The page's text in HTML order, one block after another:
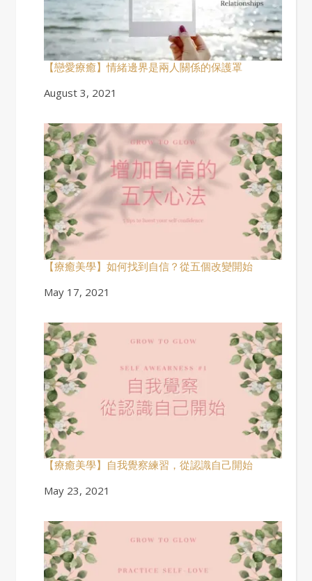
【戀愛療癒】情緒邊界是兩人關係的保護罩
Date
August 3, 2021
【療癒美學】如何找到自信？從五個改變開始
Date
May 17, 2021
【療癒美學】自我覺察練習，從認識自己開始
Date
May 23, 2021